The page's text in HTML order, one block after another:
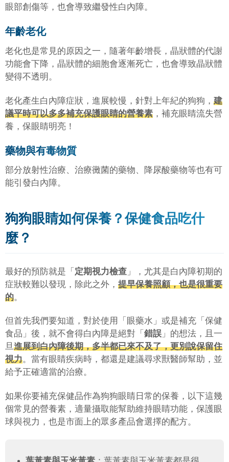
眼部創傷等，也會導致繼發性白內障。
年齡老化
老化也是常見的原因之一，隨著年齡增長，晶狀體的代謝
功能會下降，晶狀體的細胞會逐漸死亡，也會導致晶狀體
變得不透明。
老化產生白內障症狀，進展較慢，針對上年紀的狗狗， 建
議平時可以多多補充保護眼睛的營養素 ，補充眼睛流失營
養，保眼睛明亮！
藥物與有毒物質
部分放射性治療、治療黴菌的藥物、降尿酸藥物等也有可
能引發白內障。
狗狗眼睛如何保養？保健食品吃什
麼？
最好的預防就是「 定期視力檢查 」，尤其是白內障初期的
症狀較難以發現，除此之外， 提早保養照顧，也是很重要
的。
但首先我們要知道，對於使用「眼藥水」或是補充「保健
食品」後，就不會得白內障是絕對「 錯誤 」的想法，且一
旦 進展到白內障後期，多半都已來不及了，更別說保留住
視力。當有眼睛疾病時，都還是建議尋求獸醫師幫助，並
給予正確適當的治療。
如果你要補充保健品作為狗狗眼睛日常的保養，以下這幾
個常見的營養素，適量攝取能幫助維持眼睛功能，保護眼
球與視力，也是市面上的眾多產品會選擇的配方。